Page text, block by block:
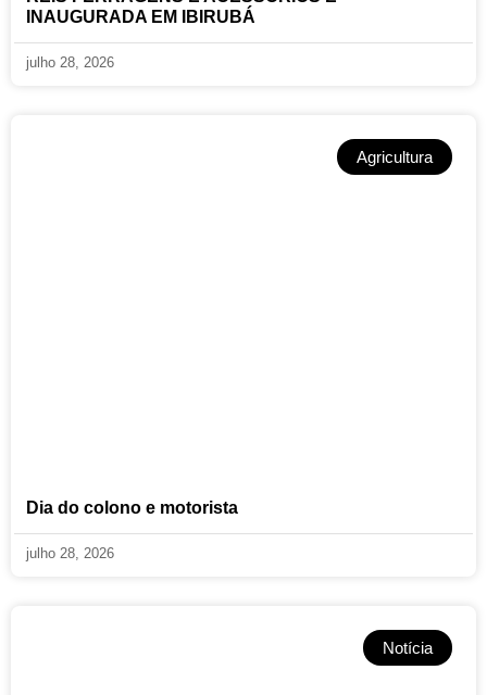
INAUGURADA EM IBIRUBÁ
julho 28, 2026
Agricultura
Dia do colono e motorista
julho 28, 2026
Notícia